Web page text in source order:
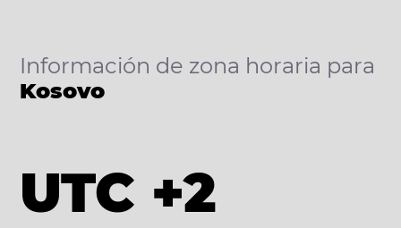
Información de zona horaria para
Kosovo
UTC +2